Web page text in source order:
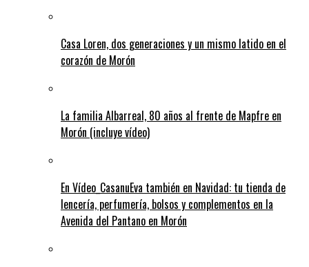
Casa Loren, dos generaciones y un mismo latido en el
corazón de Morón
La familia Albarreal, 80 años al frente de Mapfre en
Morón (incluye vídeo)
En Vídeo_CasanuEva también en Navidad: tu tienda de
lencería, perfumería, bolsos y complementos en la
Avenida del Pantano en Morón